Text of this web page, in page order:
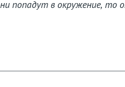
попадут в окружение, то